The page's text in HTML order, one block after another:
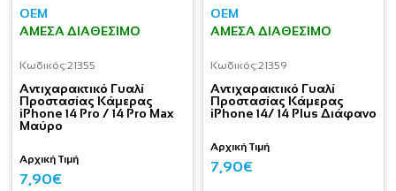
OEM
ΆΜΕΣΑ ΔΙΑΘΈΣΙΜΟ
Κωδικός:21355
Aντιχαρακτικό Γυαλί
Προστασίας Κάμερας
iPhone 14 Pro / 14 Pro Max
Μαύρο
Αρχική Τιμή
7,90€
OEM
ΆΜΕΣΑ ΔΙΑΘΈΣΙΜΟ
Κωδικός:21359
Aντιχαρακτικό Γυαλί
Προστασίας Κάμερας
iPhone 14/ 14 Plus Διάφανο
Αρχική Τιμή
7,90€